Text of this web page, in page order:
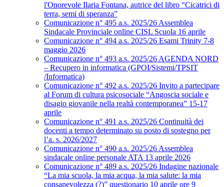
l'Onorevole Ilaria Fontana, autrice del libro “Cicatrici di
terra, semi di speranza”
Comunicazione n° 495 a.s. 2025/26 Assemblea
Sindacale Provinciale online CISL Scuola 16 aprile
Comunicazione n° 494 a.s. 2025/26 Esami Trinity 7-8
maggio 2026
Comunicazione n° 493 a.s. 2025/26 AGENDA NORD
– Recupero in informatica (GPOI/Sistemi/TPSIT
/Informatica)
Comunicazione n° 492 a.s. 2025/26 Invito a partecipare
al Forum di cultura psicosociale “Angoscia sociale e
disagio giovanile nella realtà contemporanea” 15-17
aprile
Comunicazione n° 491 a.s. 2025/26 Continuità dei
docenti a tempo determinato su posto di sostegno per
l’a. s. 2026/2027
Comunicazione n° 490 a.s. 2025/26 Assemblea
sindacale online personale ATA 13 aprile 2026
Comunicazione n° 489 a.s. 2025/26 Indagine nazionale
“La mia scuola, la mia acqua, la mia salute: la mia
consapevolezza (?)” questionario 10 aprile ore 9